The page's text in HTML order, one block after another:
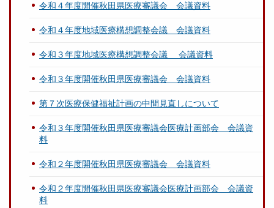
令和４年度開催秋田県医療審議会 会議資料
令和４年度地域医療構想調整会議 会議資料
令和３年度地域医療構想調整会議 会議資料
令和３年度開催秋田県医療審議会 会議資料
第７次医療保健福祉計画の中間見直しについて
令和３年度開催秋田県医療審議会医療計画部会 会議資
料
令和２年度開催秋田県医療審議会 会議資料
令和２年度開催秋田県医療審議会医療計画部会 会議資
料